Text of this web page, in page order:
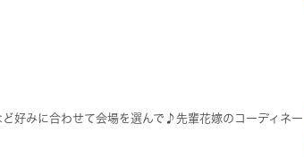
好みに合わせて会場を選んで♪先輩花嫁のコーディネー